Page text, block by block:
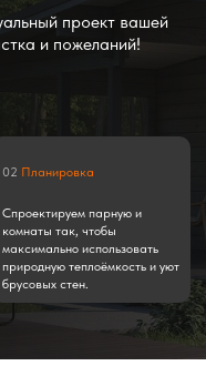
проект вашей
и пожеланий!
02 Планировка
Спроектируем парную и
комнаты так, чтобы
максимально использовать
природную теплоёмкость и уют
брусовых стен.